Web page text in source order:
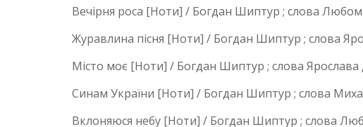
Вечірня роса [Ноти] / Богдан Шиптур ; слова
Журавлина пісня [Ноти] / Богдан Шиптур ; слова
Місто моє [Ноти] / Богдан Шиптур ; слова
Синам України [Ноти] / Богдан Шиптур ; слова
Вклоняюся небу [Ноти] / Богдан Шиптур ; слова